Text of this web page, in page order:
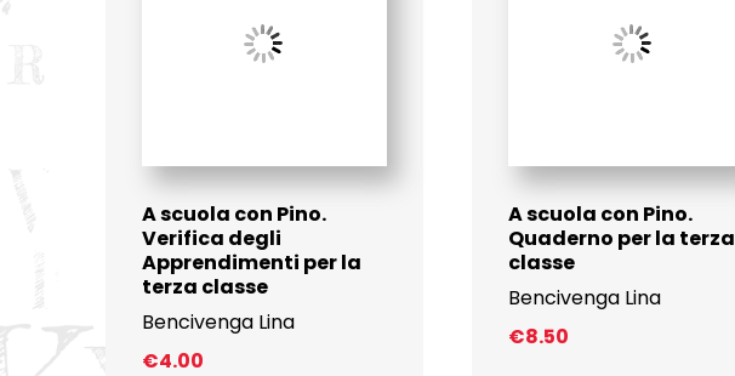
A scuola con Pino.
Verifica degli
Apprendimenti per la
terza classe
Bencivenga Lina
€4.00
A scuola con Pino.
Quaderno per la terza
classe
Bencivenga Lina
€8.50